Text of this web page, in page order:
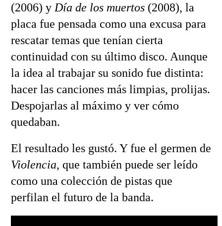
(2006) y Día de los muertos(2008), la
placa fue pensada como una excusa para
rescatar temas que tenían cierta
continuidad con su último disco. Aunque
la idea al trabajar su sonido fue distinta:
hacer las canciones más limpias, prolijas.
Despojarlas al máximo y ver cómo
quedaban.
El resultado les gustó. Y fue el germen de
Violencia, que también puede ser leído
como una colección de pistas que
perfilan el futuro de la banda.